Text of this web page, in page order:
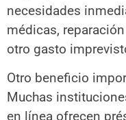
necesidades
médicas,
otro gasto
Otro beneficio
Muchas
en línea ofrecen